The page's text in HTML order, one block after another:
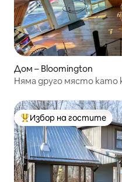
Дом – Bloomington
Няма друго място като
Най-популярен избор
Избор на гостите